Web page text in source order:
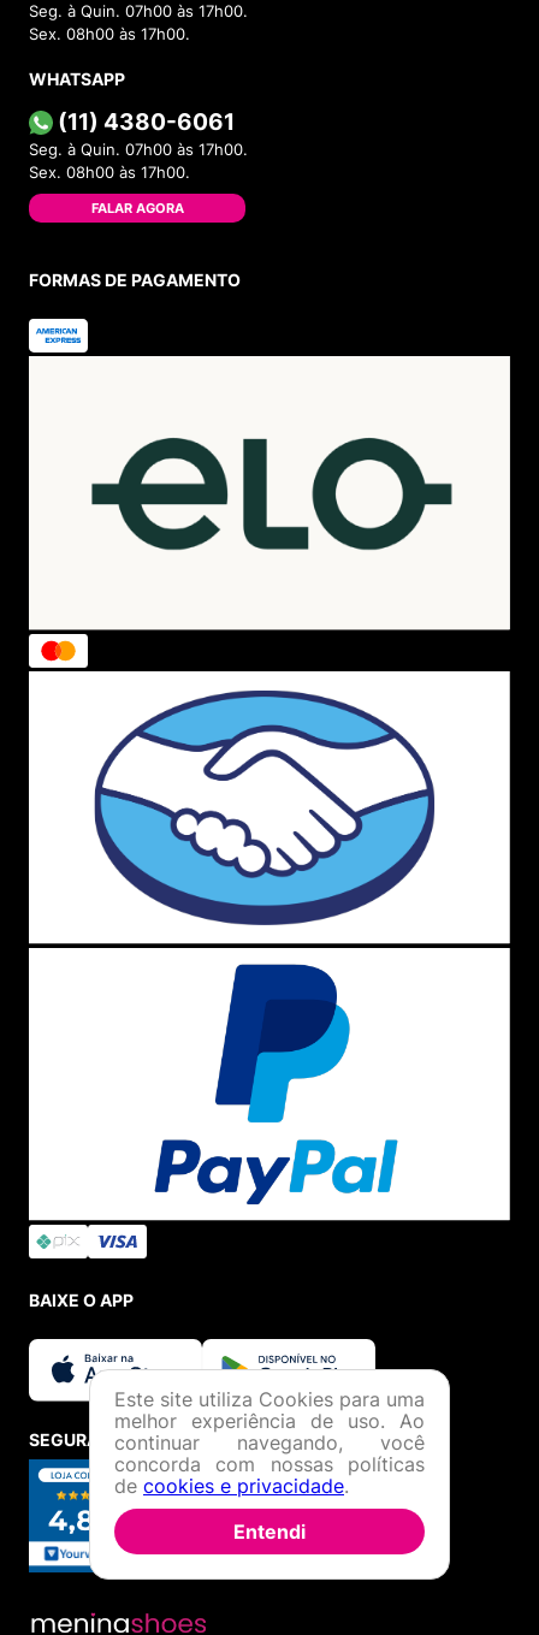
Seg. à Quin. 07h00 às 17h00.
Sex. 08h00 às 17h00.
WHATSAPP
(11) 4380-6061
Seg. à Quin. 07h00 às 17h00.
Sex. 08h00 às 17h00.
FALAR AGORA
FORMAS DE PAGAMENTO
BAIXE O APP
SEGURANÇA E CREDIBILIDADE
Este site utiliza Cookies para uma
melhor experiência de uso. Ao
continuar navegando, você
concorda com nossas políticas
de cookies e privacidade.
Entendi